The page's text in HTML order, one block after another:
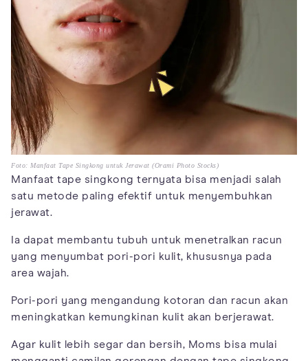
Foto: Manfaat Tape Singkong untuk Jerawat (Orami Photo Stocks)
Manfaat tape singkong ternyata bisa menjadi salah
satu metode paling efektif untuk menyembuhkan
jerawat.
Ia dapat membantu tubuh untuk menetralkan racun
yang menyumbat pori-pori kulit, khususnya pada
area wajah.
Pori-pori yang mengandung kotoran dan racun akan
meningkatkan kemungkinan kulit akan berjerawat.
Agar kulit lebih segar dan bersih, Moms bisa mulai